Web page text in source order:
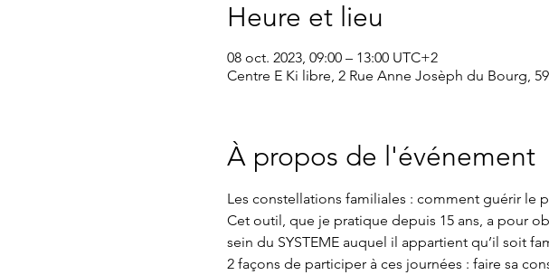
Heure et lieu
08 oct. 2023, 09:00 – 13:00 UTC+2
Centre E Ki libre, 2 Rue Anne Josèph du Bourg,
À propos de l'événement
Les constellations familiales : comment guérir le
Cet outil, que je pratique depuis 15 ans, a pour
sein du SYSTEME auquel il appartient qu’il soit
2 façons de participer à ces journées : faire sa